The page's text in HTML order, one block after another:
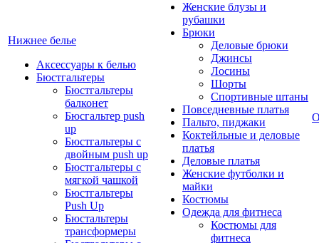
Нижнее белье
Аксессуары к белью
Бюстгальтеры
Бюстгальтеры
балконет
Бюсгальтер push
up
Бюстгальтеры с
двойным push up
Бюстгальтеры с
мягкой чашкой
Бюстгальтеры
Push Up
Бюстальтеры
трансформеры
Женские блузы и
рубашки
Брюки
Деловые брюки
Джинсы
Лосины
Шорты
Спортивные штаны
Повседневные платья
Пальто, пиджаки
Коктейльные и деловые
платья
Деловые платья
Женские футболки и
майки
Костюмы
Одежда для фитнеса
Костюмы для
фитнеса